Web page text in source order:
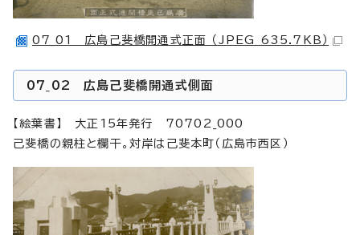
07_01 広島己斐橋開通式正面 （JPEG 635.7KB）
07_02 広島己斐橋開通式側面
【絵葉書】 大正15年発行 70702_000
己斐橋の親柱と欄干。対岸は己斐本町（広島市西区）